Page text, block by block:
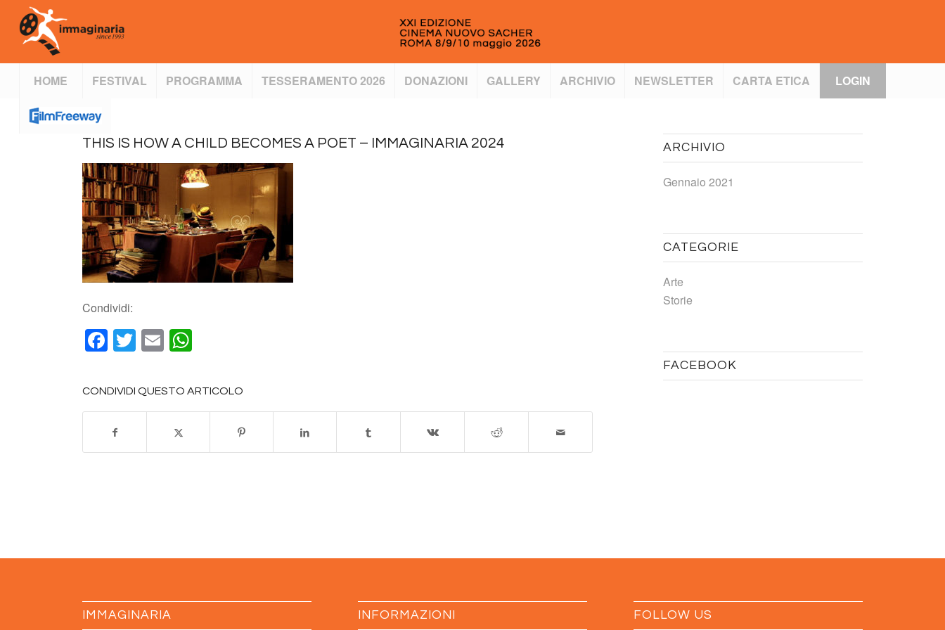
HOME FESTIVAL PROGRAMMA TESSERAMENTO 2026 DONAZIONI GALLERY ARCHIVIO NEWSLETTER CARTA ETICA LOGIN
THIS IS HOW A CHILD BECOMES A POET – IMMAGINARIA 2024
Condividi:
Facebook
Twitter
Email
CONDIVIDI QUESTO ARTICOLO
ARCHIVIO
Gennaio 2021
CATEGORIE
Arte
Storie
FACEBOOK
IMMAGINARIA INFORMAZIONI FOLLOW US